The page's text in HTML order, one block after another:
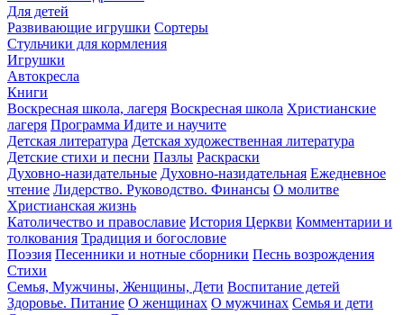
Для детей
Развивающие игрушки Сортеры
Стульчики для кормления
Игрушки
Автокресла
Книги
Воскресная школа, лагеря Воскресная школа Христианские
лагеря Программа Идите и научите
Детская литература Детская художественная литература
Детские стихи и песни Пазлы Раскраски
Духовно-назидательные Духовно-назидательная Ежедневное
чтение Лидерство. Руководство. Финансы О молитве
Христианская жизнь
Католичество и православие История Церкви Комментарии и
толкования Традиция и богословие
Поэзия Песенники и нотные сборники Песнь возрождения
Стихи
Семья, Мужчины, Женщины, Дети Воспитание детей
Здоровье. Питание О женщинах О мужчинах Семья и дети